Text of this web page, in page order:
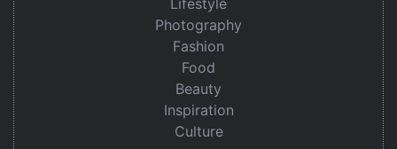
Lifestyle
Photography
Fashion
Food
Beauty
Inspiration
Culture